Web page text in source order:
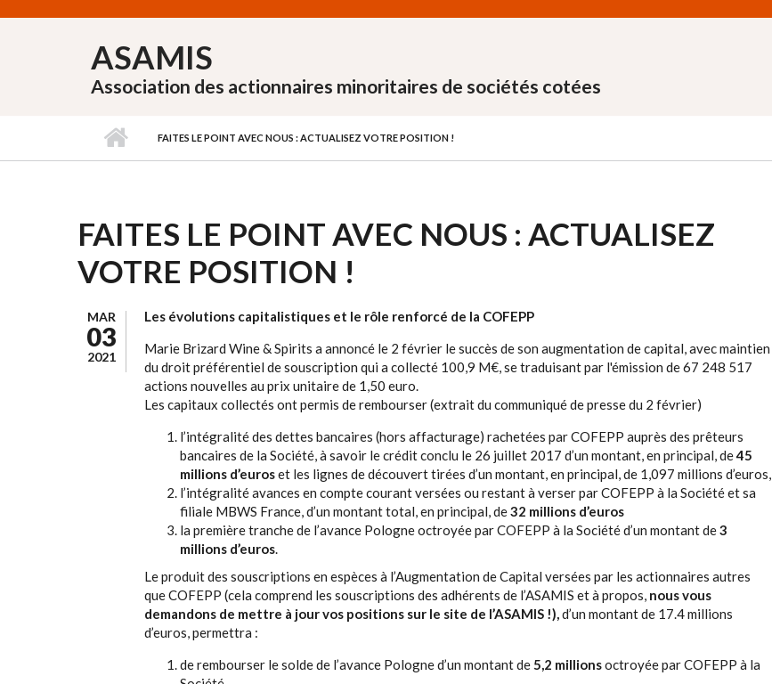
ASAMIS
Association des actionnaires minoritaires de sociétés cotées
FAITES LE POINT AVEC NOUS : ACTUALISEZ VOTRE POSITION !
FAITES LE POINT AVEC NOUS : ACTUALISEZ
VOTRE POSITION !
MAR
03
2021
Les évolutions capitalistiques et le rôle renforcé de la COFEPP
Marie Brizard Wine & Spirits a annoncé le 2 février le succès de son augmentation de capital, avec maintien
du droit préférentiel de souscription qui a collecté 100,9 M€, se traduisant par l'émission de 67 248 517
actions nouvelles au prix unitaire de 1,50 euro.
Les capitaux collectés ont permis de rembourser (extrait du communiqué de presse du 2 février)
l’intégralité des dettes bancaires (hors affacturage) rachetées par COFEPP auprès des prêteurs
bancaires de la Société, à savoir le crédit conclu le 26 juillet 2017 d’un montant, en principal, de45
millions d’euroset les lignes de découvert tirées d’un montant, en principal, de 1,097 millions d’euros,
l’intégralité avances en compte courant versées ou restant à verser par COFEPP à la Société et sa
filiale MBWS France, d’un montant total, en principal, de32 millions d’euros
la première tranche de l’avance Pologne octroyée par COFEPP à la Société d’un montant de3
millions d’euros.
Le produit des souscriptions en espèces à l’Augmentation de Capital versées par les actionnaires autres
que COFEPP (cela comprend les souscriptions des adhérents de l’ASAMIS et à propos, nous vous
demandons de mettre à jour vos positions sur le site de l’ASAMIS !),d’un montant de 17.4 millions
d’euros, permettra :
de rembourser le solde de l’avance Pologne d’un montant de5,2 millionsoctroyée par COFEPP à la